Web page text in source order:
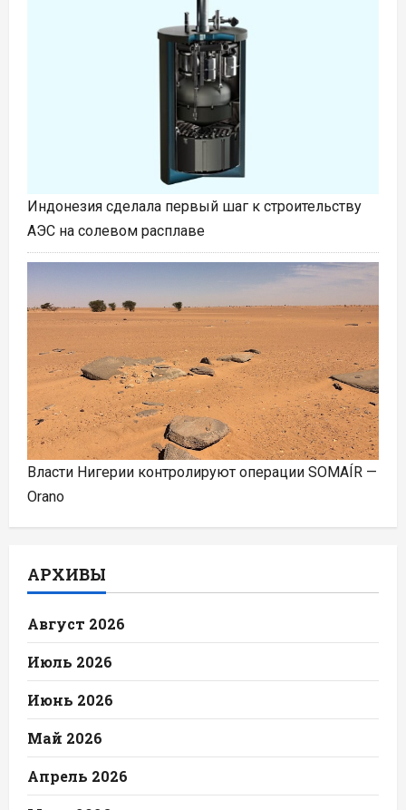
Индонезия сделала первый шаг к строительству
АЭС на солевом расплаве
Власти Нигерии контролируют операции SOMAÍR —
Orano
АРХИВЫ
Август 2026
Июль 2026
Июнь 2026
Май 2026
Апрель 2026